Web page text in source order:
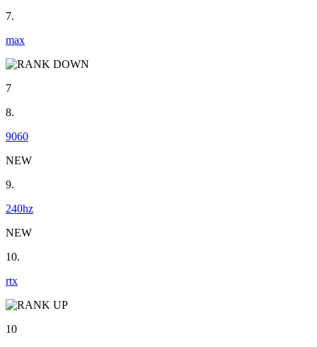
7.
max
7
8.
9060
NEW
9.
240hz
NEW
10.
rtx
10